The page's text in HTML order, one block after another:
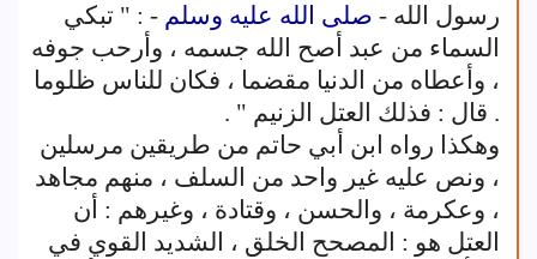
رسول الله - صلى الله عليه وسلم - : " تبكي
السماء من عبد أصح الله جسمه ، وأرحب جوفه
، وأعطاه من الدنيا مقضما ، فكان للناس ظلوما
. قال : فذلك العتل الزنيم " .
وهكذا رواه ابن أبي حاتم من طريقين مرسلين
، ونص عليه غير واحد من السلف ، منهم مجاهد
، وعكرمة ، والحسن ، وقتادة ، وغيرهم : أن
العتل هو : المصحح الخلق ، الشديد القوي في